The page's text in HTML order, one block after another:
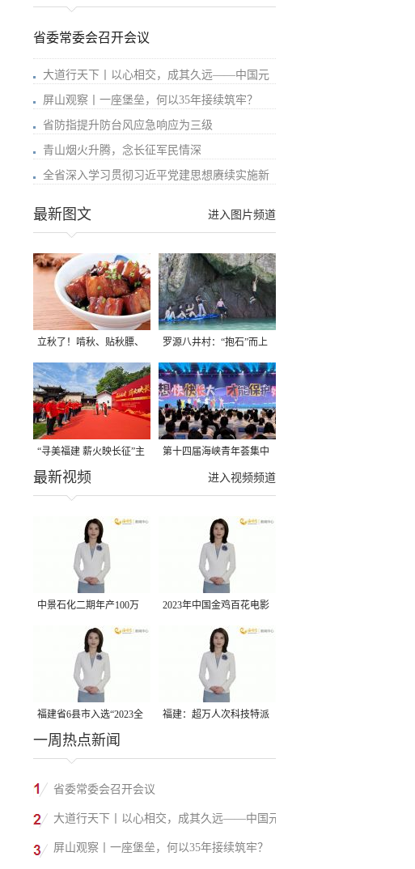
省委常委会召开会议
大道行天下丨以心相交，成其久远——中国元
屏山观察丨一座堡垒，何以35年接续筑牢？
省防指提升防台风应急响应为三级
青山烟火升腾，念长征军民情深
全省深入学习贯彻习近平党建思想赓续实施新
进入图片频道
最新图文
立秋了！啃秋、贴秋膘、
晒秋，福建人这样过才够
味→
罗源八井村：“抱石”而上
“寻美福建 薪火映长征”主
题活动在龙岩长汀启动
第十四届海峡青年荟集中
阶段活动在福州举行
进入视频频道
最新视频
中景石化二期年产100万
吨丙烷脱氢项目建成中交
2023年中国金鸡百花电影
节有福电影巡展31日启动
福建省6县市入选“2023全
国县域发展潜力百强县”
福建：超万人次科技特派
一周热点新闻
省委常委会召开会议
大道行天下丨以心相交，成其久远——中国元
首外交的世界情怀与大国气派
屏山观察丨一座堡垒，何以35年接续筑牢？